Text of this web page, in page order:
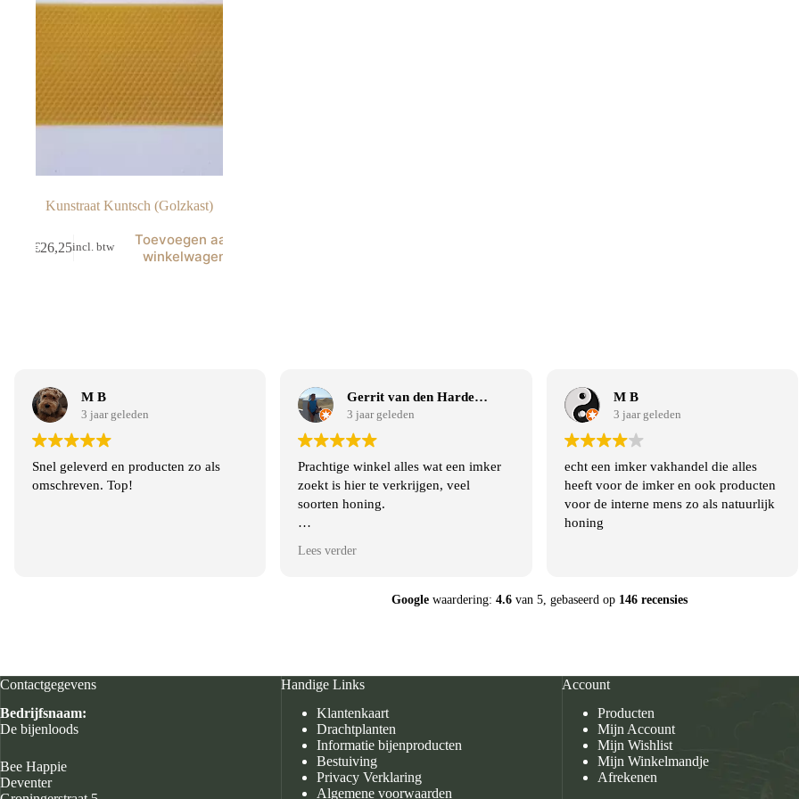
Kunstraat Kuntsch (Golzkast)
€26,25incl. btw
Toevoegen aan
winkelwagen
M B
3 jaar geleden
Snel geleverd en producten zo als
omschreven. Top!
Gerrit van den Hardenberg
3 jaar geleden
Prachtige winkel alles wat een imker
zoekt is hier te verkrijgen, veel
soorten honing.
Lees verder
M B
3 jaar geleden
echt een imker vakhandel die alles
heeft voor de imker en ook producten
voor de interne mens zo als natuurlijk
honing
Googlewaardering: 4.6van 5, gebaseerd op 146 recensies
Contactgegevens
Bedrijfsnaam:
De bijenloods
Bee Happie
Deventer
Handige Links
Klantenkaart
Drachtplanten
Informatie bijenproducten
Bestuiving
Privacy Verklaring
Algemene voorwaarden
Account
Producten
Mijn Account
Mijn Wishlist
Mijn Winkelmandje
Afrekenen